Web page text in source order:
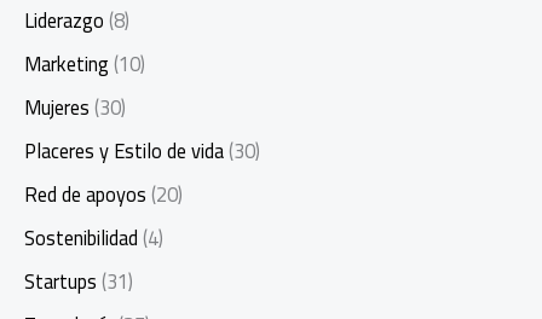
Liderazgo(8)
Marketing(10)
Mujeres(30)
Placeres y Estilo de vida(30)
Red de apoyos(20)
Sostenibilidad(4)
Startups(31)